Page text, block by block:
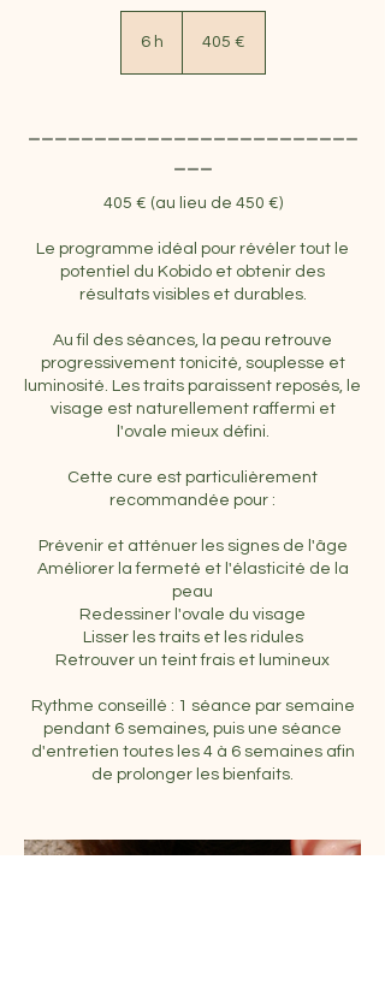
6 h 405 €
405 € (au lieu de 450 €)
Le programme idéal pour révéler tout le
potentiel du Kobido et obtenir des
résultats visibles et durables.
Au fil des séances, la peau retrouve
progressivement tonicité, souplesse et
luminosité. Les traits paraissent reposés, le
visage est naturellement raffermi et
l'ovale mieux défini.
Cette cure est particulièrement
recommandée pour :
Prévenir et atténuer les signes de l'âge
Améliorer la fermeté et l'élasticité de la
peau
Redessiner l'ovale du visage
Lisser les traits et les ridules
Retrouver un teint frais et lumineux
Rythme conseillé : 1 séance par semaine
pendant 6 semaines, puis une séance
d'entretien toutes les 4 à 6 semaines afin
de prolonger les bienfaits.